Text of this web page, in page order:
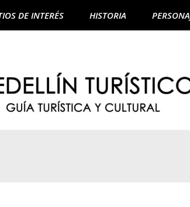
DE INTERÉS HISTORIA